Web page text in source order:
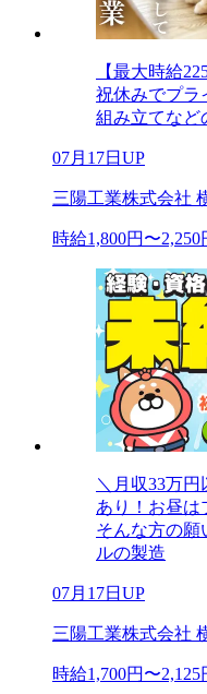
【最大時給
祝休みでプ
組み立てなど
07月17日UP
三陽工業株式会社
時給1,800円〜2,250
＼月収33万
あり！お昼は
そんな方の願
ルの製造
07月17日UP
三陽工業株式会社
時給1,700円〜2,125